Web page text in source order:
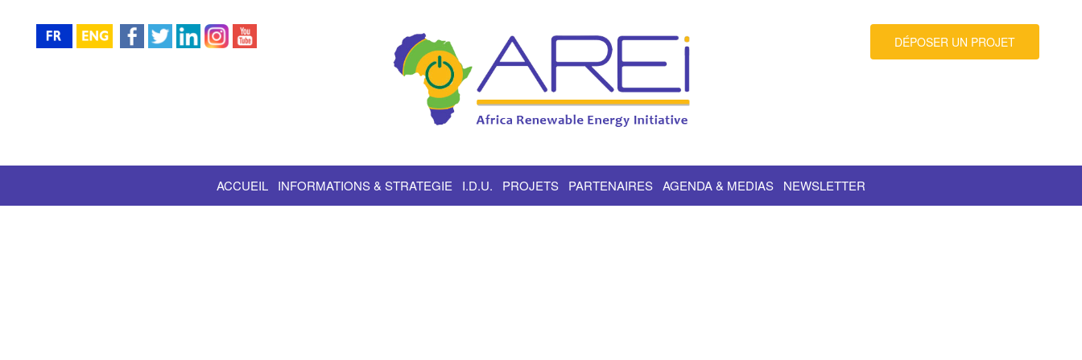
DÉPOSER UN PROJET
ACCUEIL INFORMATIONS & STRATEGIE I.D.U. PROJETS PARTENAIRES AGENDA & MEDIAS NEWSLETTER